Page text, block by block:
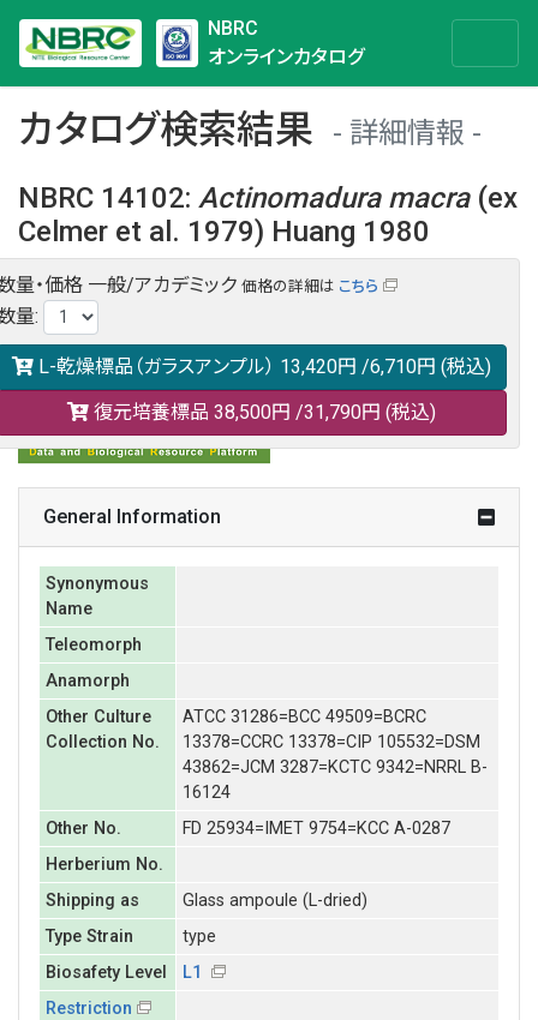
NBRC
オンラインカタログ
カタログ検索結果
詳細情報
NBRC 14102: Actinomadura macra(ex
Celmer et al. 1979) Huang 1980
NBRC 14102の情報や関連データは以下のバナー(DBRP)か
らご覧ください。
日本語での検索も可能です。
量・価格 一般/アカデミック 価格の詳細は こちら
量:
L-乾燥標品（ガラスアンプル） 13,420円 /6,710円 (税込)
復元培養標品 38,500円 /31,790円 (税込)
General Information
Synonymous
Name
Teleomorph
Anamorph
Other Culture
Collection No.
ATCC 31286=BCC 49509=BCRC
13378=CCRC 13378=CIP 105532=DSM
43862=JCM 3287=KCTC 9342=NRRL B-
16124
Other No.
FD 25934=IMET 9754=KCC A-0287
Herberium No.
Shipping as
Glass ampoule (L-dried)
Type Strain
type
Biosafety Level
L1
Restriction